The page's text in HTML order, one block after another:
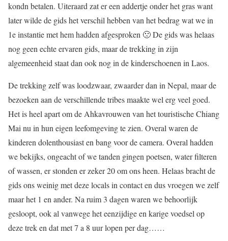
kondn betalen. Uiteraard zat er een addertje onder het gras want
later wilde de gids het verschil hebben van het bedrag wat we in
1e instantie met hem hadden afgesproken 🙁 De gids was helaas
nog geen echte ervaren gids, maar de trekking in zijn
algemeenheid staat dan ook nog in de kinderschoenen in Laos.
De trekking zelf was loodzwaar, zwaarder dan in Nepal, maar de
bezoeken aan de verschillende tribes maakte wel erg veel goed.
Het is heel apart om de Ahkavrouwen van het touristische Chiang
Mai nu in hun eigen leefomgeving te zien. Overal waren de
kinderen dolenthousiast en bang voor de camera. Overal hadden
we bekijks, ongeacht of we tanden gingen poetsen, water filteren
of wassen, er stonden er zeker 20 om ons heen. Helaas bracht de
gids ons weinig met deze locals in contact en dus vroegen we zelf
maar het 1 en ander. Na ruim 3 dagen waren we behoorlijk
gesloopt, ook al vanwege het eenzijdige en karige voedsel op
deze trek en dat met 7 a 8 uur lopen per dag……